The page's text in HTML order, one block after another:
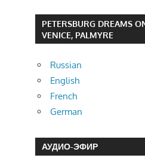
PETERSBURG DREAMS
VENICE, PALMYRE
Russian
English
French
German
АУДИО-ЭФИР